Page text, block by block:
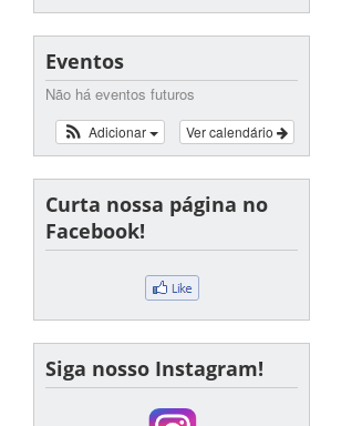
Eventos
Não há eventos futuros
Ver calendário
Adicionar
Curta nossa página no
Facebook!
Siga nosso Instagram!